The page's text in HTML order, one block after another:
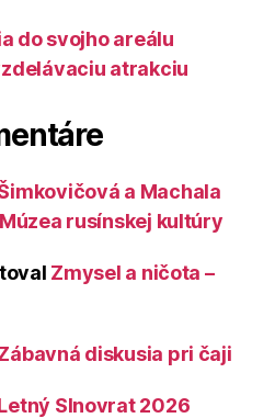
do svojho areálu
atrakciu
a Machala
rusínskej kultúry
Zmysel a ničota –
diskusia pri čaji
Slnovrat 2026